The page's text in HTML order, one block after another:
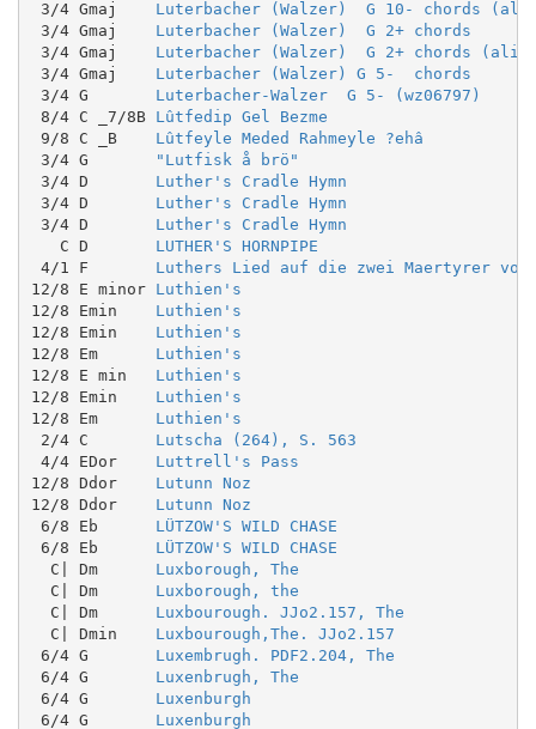
3/4 Gmaj Luterbacher (Walzer)  G 10- chords
3/4 Gmaj Luterbacher (Walzer)  G 2+ chords
3/4 Gmaj Luterbacher (Walzer)  G 2+ chords
3/4 Gmaj Luterbacher (Walzer) G 5-  chords
3/4 G Luterbacher-Walzer  G 5- (wz06797)
8/4 C _7/8B Lûtfedip Gel Bezme
9/8 C _B Lûtfeyle Meded Rahmeyle ?ehâ
3/4 G
"Lutfisk å brö"
3/4 D Luther's Cradle Hymn
3/4 D Luther's Cradle Hymn
3/4 D Luther's Cradle Hymn
   C D
LUTHER'S HORNPIPE
4/1 F Luthers Lied auf die zwei Maertyrer von
12/8 E minor Luthien's
12/8 Emin Luthien's
12/8 Emin Luthien's
12/8 Em Luthien's
12/8 E min Luthien's
12/8 Emin Luthien's
12/8 Em Luthien's
2/4 C Lutscha (264), S. 563
4/4 EDor Luttrell's Pass
12/8 Ddor Lutunn Noz
12/8 Ddor Lutunn Noz
6/8 Eb LÜTZOW'S WILD CHASE
6/8 Eb LÜTZOW'S WILD CHASE
  C| Dm
Luxborough, The
  C| Dm
Luxborough, the
  C| Dm
Luxbourough. JJo2.157, The
  C| Dmin
Luxbourough,The. JJo2.157
6/4 G Luxembrugh. PDF2.204, The
6/4 G Luxenbrugh, The
6/4 G Luxenburgh
6/4 G Luxenburgh